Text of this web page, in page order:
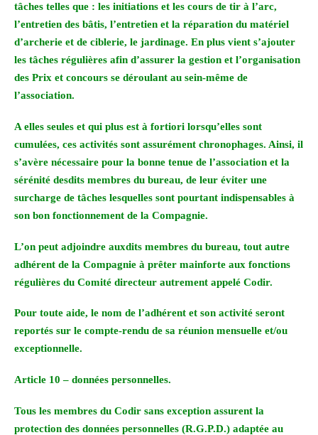
tâches telles que : les initiations et les cours de tir à l’arc,
l’entretien des bâtis, l’entretien et la réparation du matériel
d’archerie et de ciblerie, le jardinage. En plus vient s’ajouter
les tâches régulières afin d’assurer la gestion et l’organisation
des Prix et concours se déroulant au sein-même de
l’association.
A elles seules et qui plus est à fortiori lorsqu’elles sont
cumulées, ces activités sont assurément chronophages. Ainsi, il
s’avère nécessaire pour la bonne tenue de l’association et la
sérénité desdits membres du bureau, de leur éviter une
surcharge de tâches lesquelles sont pourtant indispensables à
son bon fonctionnement de la Compagnie.
L’on peut adjoindre auxdits membres du bureau, tout autre
adhérent de la Compagnie à prêter mainforte aux fonctions
régulières du Comité directeur autrement appelé Codir.
Pour toute aide, le nom de l’adhérent et son activité seront
reportés sur le compte-rendu de sa réunion mensuelle et/ou
exceptionnelle.
Article 10 – données personnelles.
Tous les membres du Codir sans exception assurent la
protection des données personnelles (R.G.P.D.) adaptée au